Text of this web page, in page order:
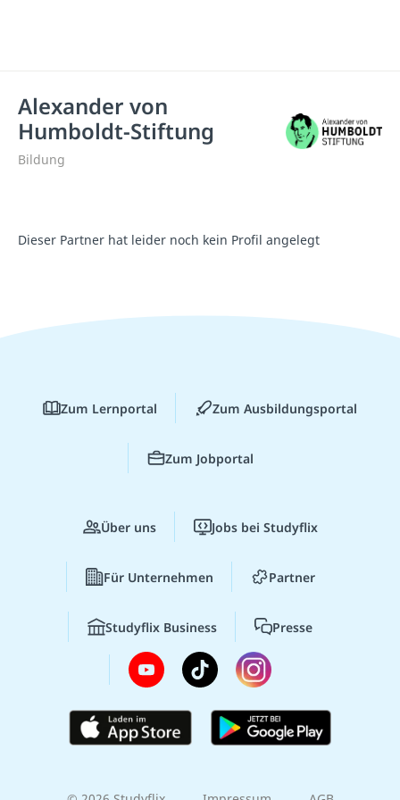
Alexander von
Humboldt-Stiftung
Bildung
Dieser Partner hat leider noch kein Profil angelegt
Zum Lernportal Zum Ausbildungsportal
Zum Jobportal
Über uns Jobs bei Studyflix
Für Unternehmen Partner
Studyflix Business Presse